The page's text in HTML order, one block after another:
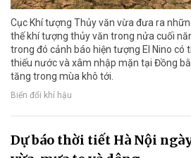
Cục Khí tượng Thủy văn vừa đưa ra
thế khí tượng thủy văn trong nửa cuối
trong đó cảnh báo hiện tượng El Nino có
thiếu nước và xâm nhập mặn tại Đồng
tăng trong mùa khô tới.
Biến đổi khí hậu
Dự báo thời tiết Hà Nội